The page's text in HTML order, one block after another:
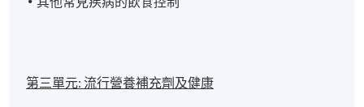
第三單元:流行營養補充劑及健康